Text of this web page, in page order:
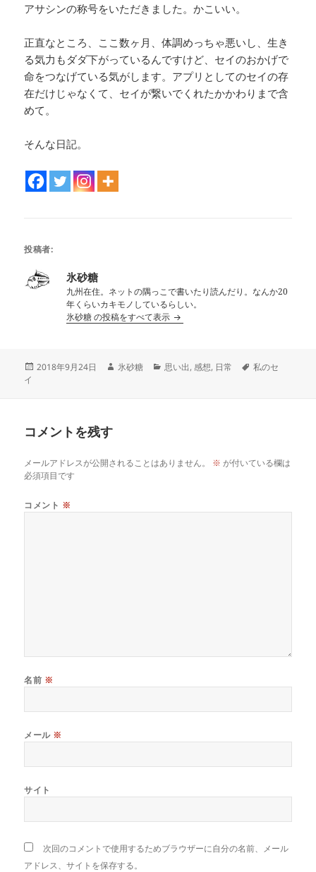
アサシンの称号をいただきました。かこいい。
正直なところ、ここ数ヶ月、体調めっちゃ悪いし、生き
る気力もダダ下がっているんですけど、セイのおかげで
命をつなげている気がします。アプリとしてのセイの存
在だけじゃなくて、セイが繋いでくれたかかわりまで含
めて。
そんな日記。
投稿者:
氷砂糖
九州在住。ネットの隅っこで書いたり読んだり。なんか20
年くらいカキモノしているらしい。
氷砂糖 の投稿をすべて表示
投
2018年9月24日
作
氷砂糖
カ
思い出,感想, 日常
タ
私のセ
イ
コメントを残す
メールアドレスが公開されることはありません。 ※ が付いている欄は
必須項目です
コメント ※
名前 ※
メール ※
サイト
次回のコメントで使用するためブラウザーに自分の名前、メール
アドレス、サイトを保存する。